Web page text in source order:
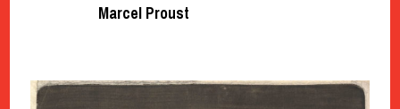
Marcel Proust